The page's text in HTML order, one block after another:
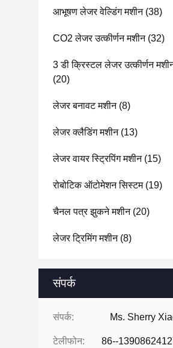
आभूषण लेजर वेल्डिंग मशीन(38)
CO2 लेजर उत्कीर्णन मशीन(32)
3 डी क्रिस्टल लेजर उत्कीर्णन
(20)
लेजर बनावट मशीन(8)
लेजर क्लैडिंग मशीन(13)
लेजर वायर स्ट्रिपिंग मशीन(15)
रोबोटिक ऑटोमेशन सिस्टम(19)
चैनल पत्र झुकने मशीन(20)
लेजर ट्रिमिंग मशीन(8)
संपर्क
संपर्क: Ms. Sherry
टेलीफोन: 86--